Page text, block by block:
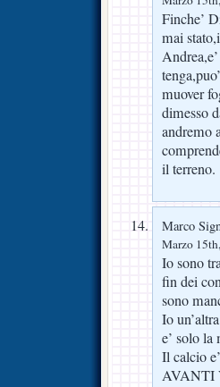
Finche’
mai
muover
dimesso
andremo
il terreno.
Marco
Marzo
Io sono
fin dei
sono
Io
e’ solo
Il calcio